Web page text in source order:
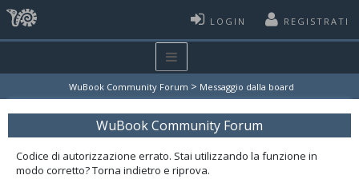
LOGIN REGISTRATI
WuBook Community Forum > Messaggio dalla board
WuBook Community Forum
Codice di autorizzazione errato. Stai utilizzando la funzione in
modo corretto? Torna indietro e riprova.